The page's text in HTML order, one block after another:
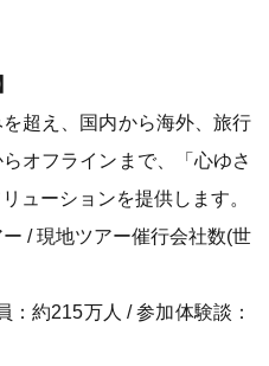
超え、国内から海外、旅行
オフラインまで、「心ゆさ
ューションを提供します。
/ 現地ツアー催行会社数(世
約215万人 / 参加体験談：